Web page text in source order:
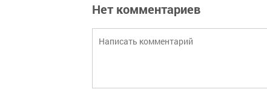
Нет комментариев